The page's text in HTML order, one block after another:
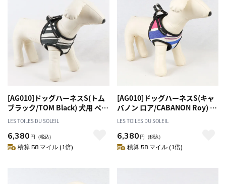
[AG010]ドッグハーネスS(トム
ブラック/TOM Black) 犬用 ペッ
ト お散歩 おしゃれ
LES TOILES DU SOLEIL
6,380 円 （税込）
積算 58 マイル (1倍)
[AG010]ドッグハーネスS(キャ
バノン ロア/CABANON Roy) 犬
用 ペット お散歩 おしゃれ
LES TOILES DU SOLEIL
6,380 円 （税込）
積算 58 マイル (1倍)